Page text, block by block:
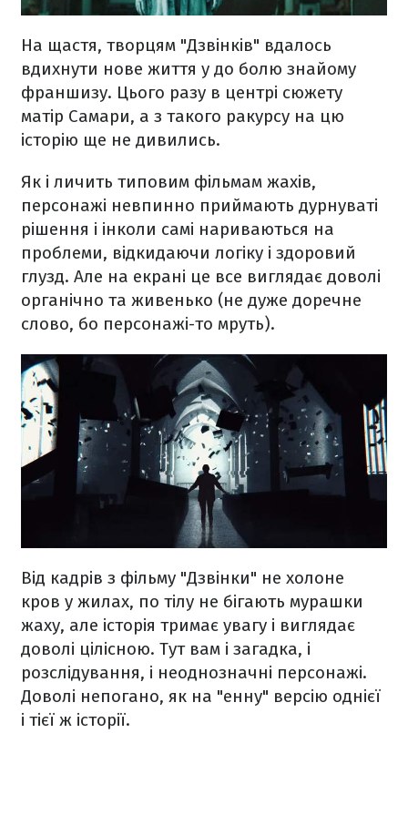
На щастя, творцям "Дзвінків" вдалось
вдихнути нове життя у до болю знайому
франшизу. Цього разу в центрі сюжету
матір Самари, а з такого ракурсу на цю
історію ще не дивились.
Як і личить типовим фільмам жахів,
персонажі невпинно приймають дурнуваті
рішення і інколи самі нариваються на
проблеми, відкидаючи логіку і здоровий
глузд. Але на екрані це все виглядає доволі
органічно та живенько (не дуже доречне
слово, бо персонажі-то мруть).
Від кадрів з фільму "Дзвінки" не холоне
кров у жилах, по тілу не бігають мурашки
жаху, але історія тримає увагу і виглядає
доволі цілісною. Тут вам і загадка, і
розслідування, і неоднозначні персонажі.
Доволі непогано, як на "енну" версію однієї
і тієї ж історії.